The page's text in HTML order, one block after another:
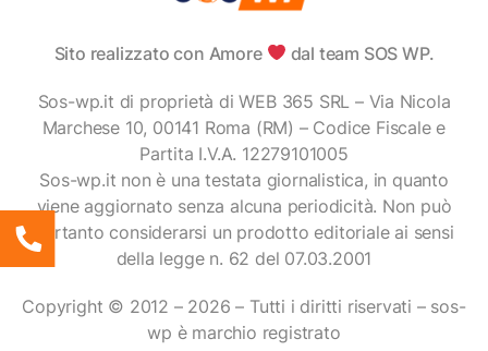
Sito realizzato con Amore dal team SOS WP.
Sos-wp.it di proprietà di WEB 365 SRL – Via Nicola
Marchese 10, 00141 Roma (RM) – Codice Fiscale e
Partita I.V.A. 12279101005
Sos-wp.it non è una testata giornalistica, in quanto
viene aggiornato senza alcuna periodicità. Non può
pertanto considerarsi un prodotto editoriale ai sensi
della legge n. 62 del 07.03.2001
Copyright © 2012 – 2026 – Tutti i diritti riservati – sos-
wp è marchio registrato